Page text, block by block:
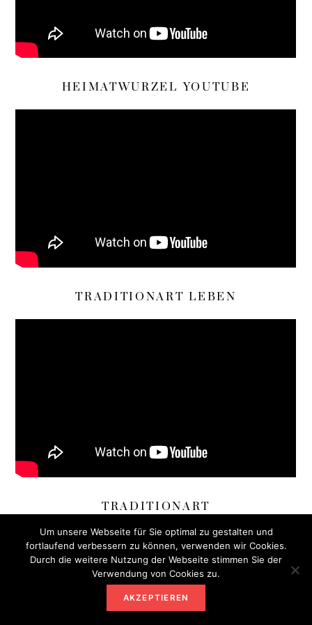
HEIMATWURZEL YOUTUBE
TRADITIONART LEBEN
TRADITIONART
Um unsere Webseite für Sie optimal zu gestalten und
fortlaufend verbessern zu können, verwenden wir Cookies.
Durch die weitere Nutzung der Webseite stimmen Sie der
Verwendung von Cookies zu.
AKZEPTIEREN